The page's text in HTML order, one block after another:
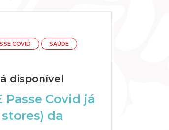
COVID SAÚDE
disponível
Covid já
da